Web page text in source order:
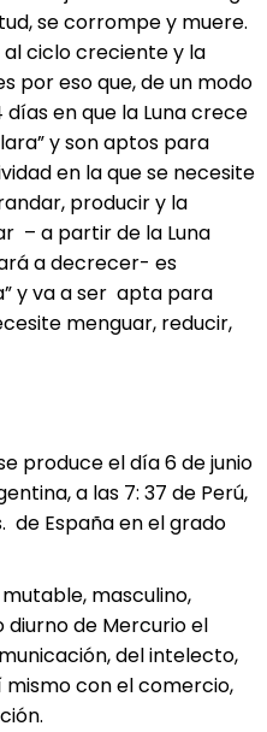
se corrompe y muere.
ciclo creciente y la
por eso que, de un modo
en que la Luna crece
y son aptos para
en la que se necesite
producir y la
– a partir de la Luna
a decrecer- es
y va a ser apta para
menguar, reducir,
produce el día 6 de junio
a las 7: 37 de Perú,
de España en el grado
mutable, masculino,
diurno de Mercurio el
del intelecto,
mismo con el comercio,